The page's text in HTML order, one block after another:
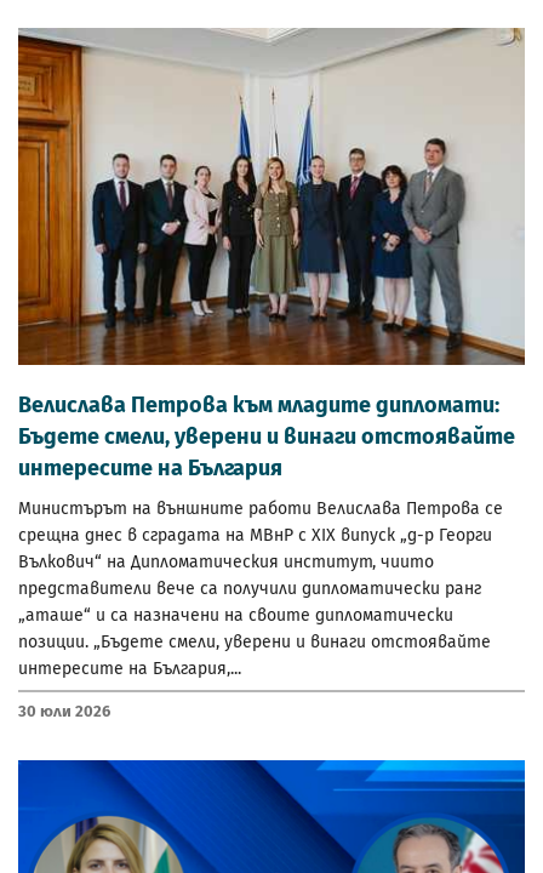
Велислава Петрова към младите дипломати:
Бъдете смели, уверени и винаги отстоявайте
интересите на България
Министърът на външните работи Велислава Петрова се
срещна днес в сградата на МВнР с XIX випуск „д-р Георги
Вълкович“ на Дипломатическия институт, чиито
представители вече са получили дипломатически ранг
„аташе“ и са назначени на своите дипломатически
позиции. „Бъдете смели, уверени и винаги отстоявайте
интересите на България,...
30 Юли 2026